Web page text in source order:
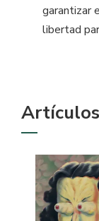
garantizar
libertad